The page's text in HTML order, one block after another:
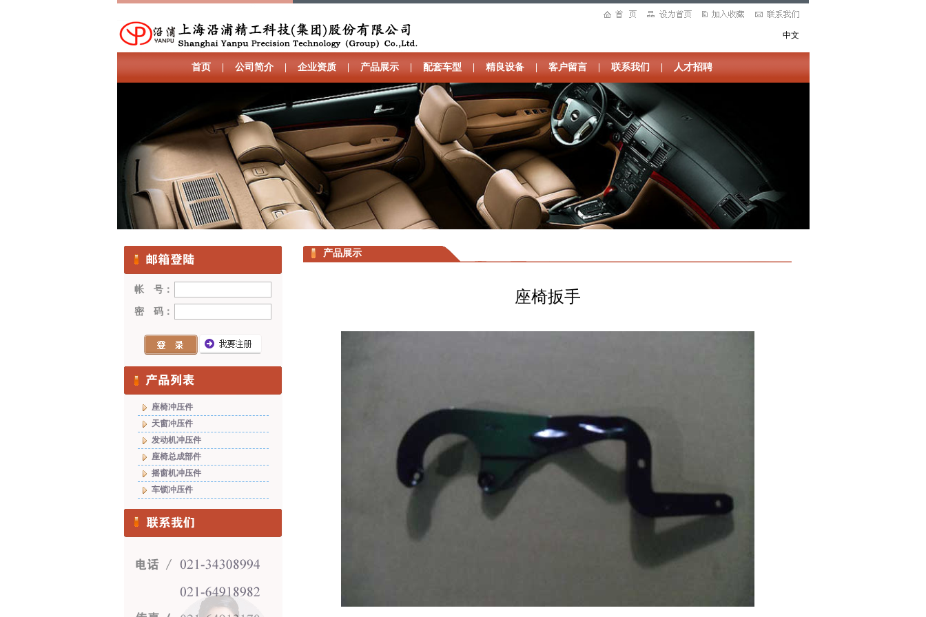
中文
首页 公司简介 企业资质 产品展示 配套车型 精良设备 客户留言 联系我们 人才招聘
帐 号：
密 码：
座椅冲压件
天窗冲压件
发动机冲压件
座椅总成部件
摇窗机冲压件
车锁冲压件
产品展示
座椅扳手